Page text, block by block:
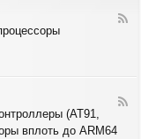
F
I
F
e
(AT91,
вплоть до ARM64